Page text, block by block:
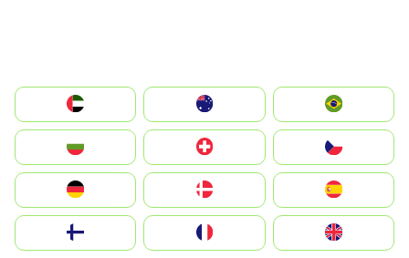
الإمارات العربية المتحدة
Switzerland
Deutschland
United Kingdom